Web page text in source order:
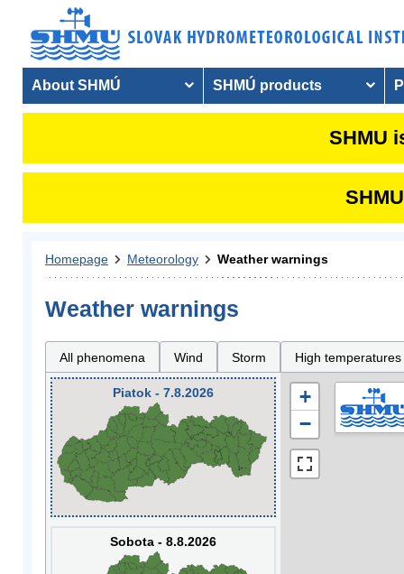
About SHMÚ SHMÚ products
SHMU
Homepage Meteorology Weather warnings
Weather warnings
All phenomena Wind Storm High temperatures
Piatok - 7.8.2026
Sobota - 8.8.2026
+
−